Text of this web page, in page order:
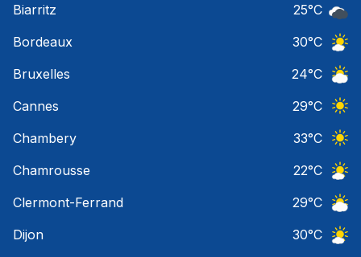
Biarritz
25°C
Bordeaux
30°C
Bruxelles
24°C
Cannes
29°C
Chambery
33°C
Chamrousse
22°C
Clermont-Ferrand
29°C
Dijon
30°C